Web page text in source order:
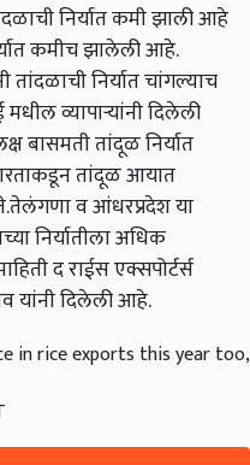
निर्यात कमी झाली आहे
कमीच झालेली आहे.
निर्यात चांगल्याच
व्यापाऱ्यांनी दिलेली
बासमती तांदूळ निर्यात
तांदूळ आयात
व आंधरप्रदेश या
निर्यातीला अधिक
द राईस एक्सपोर्टर्स
यांनी दिलेली आहे.
in rice exports this year too,